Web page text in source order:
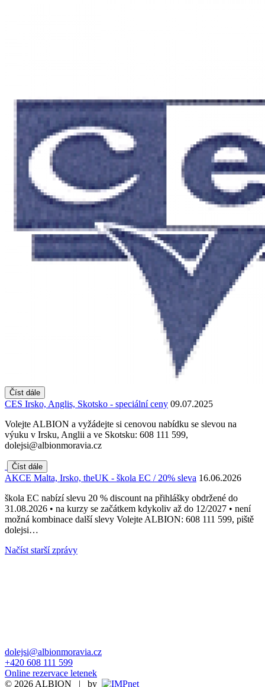
Číst dále
CES Irsko, Anglis, Skotsko - speciální ceny 09.07.2025
Volejte ALBION a vyžádejte si cenovou nabídku se slevou na
výuku v Irsku, Anglii a ve Skotsku: 608 111 599,
dolejsi@albionmoravia.cz
Číst dále
AKCE Malta, Irsko, theUK - škola EC / 20% sleva 16.06.2026
škola EC nabízí slevu 20 % discount na přihlášky obdržené do
31.08.2026 • na kurzy se začátkem kdykoliv až do 12/2027 • není
možná kombinace další slevy Volejte ALBION: 608 111 599, piště
dolejsi…
Načíst starší zprávy
dolejsi@albionmoravia.cz
+420 608 111 599
Online rezervace letenek
© 2026 ALBION | by